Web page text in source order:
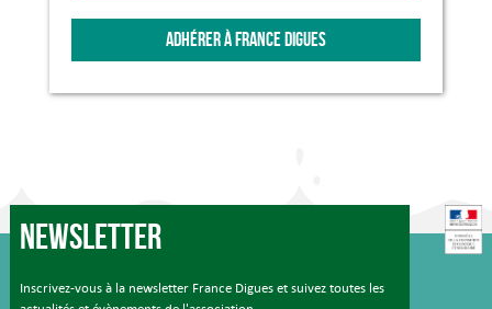
ADHÉRER À FRANCE DIGUES
Newsletter
Inscrivez-vous à la newsletter France Digues et suivez toutes les